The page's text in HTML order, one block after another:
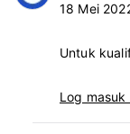
18 Mei
Untuk
Log